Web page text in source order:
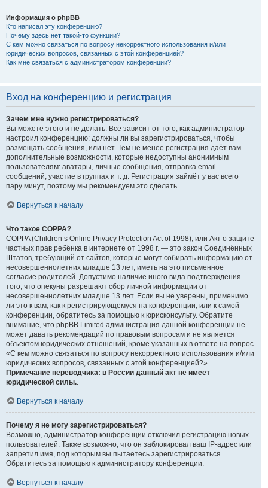
Информация о phpBB
Кто написал эту конференцию?
Почему здесь нет такой-то функции?
С кем можно связаться по вопросу некорректного использования и/или
юридических вопросов, связанных с этой конференцией?
Как мне связаться с администратором конференции?
Вход на конференцию и регистрация
Зачем мне нужно регистрироваться?
Вы можете этого и не делать. Всё зависит от того, как администратор
настроил конференцию: должны ли вы зарегистрироваться, чтобы
размещать сообщения, или нет. Тем не менее регистрация даёт вам
дополнительные возможности, которые недоступны анонимным
пользователям: аватары, личные сообщения, отправка email-
сообщений, участие в группах и т. д. Регистрация займёт у вас всего
пару минут, поэтому мы рекомендуем это сделать.
Вернуться к началу
Что такое COPPA?
COPPA (Children’s Online Privacy Protection Act of 1998), или Акт о защите
частных прав ребёнка в интернете от 1998 г. — это закон Соединённых
Штатов, требующий от сайтов, которые могут собирать информацию от
несовершеннолетних младше 13 лет, иметь на это письменное
согласие родителей. Допустимо наличие иного вида подтверждения
того, что опекуны разрешают сбор личной информации от
несовершеннолетних младше 13 лет. Если вы не уверены, применимо
ли это к вам, как к регистрирующемуся на конференции, или к самой
конференции, обратитесь за помощью к юрисконсульту. Обратите
внимание, что phpBB Limited администрация данной конференции не
может давать рекомендаций по правовым вопросам и не является
объектом юридических отношений, кроме указанных в ответе на вопрос
«С кем можно связаться по вопросу некорректного использования и/или
юридических вопросов, связанных с этой конференцией?».
Примечание переводчика: в России данный акт не имеет
юридической силы..
Вернуться к началу
Почему я не могу зарегистрироваться?
Возможно, администратор конференции отключил регистрацию новых
пользователей. Также возможно, что он заблокировал ваш IP-адрес или
запретил имя, под которым вы пытаетесь зарегистрироваться.
Обратитесь за помощью к администратору конференции.
Вернуться к началу